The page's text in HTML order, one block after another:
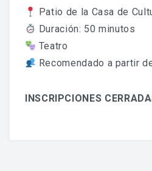
APARCAMIENTO
Patio de la Casa de
Duración: 50 minutos
Teatro
Recomendado a partir
INSCRIPCIONES